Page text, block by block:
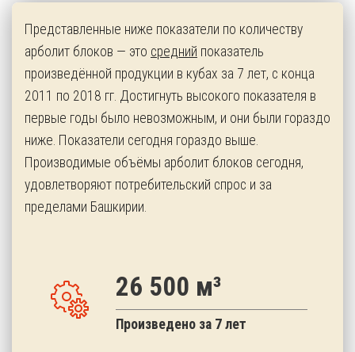
Представленные ниже показатели по количеству
арболит блоков — это средний показатель
произведённой продукции в кубах за 7 лет, с конца
2011 по 2018 гг. Достигнуть высокого показателя в
первые годы было невозможным, и они были гораздо
ниже. Показатели сегодня гораздо выше.
Производимые объёмы арболит блоков сегодня,
удовлетворяют потребительский спрос и за
пределами Башкирии.
26 500 м³
Произведено за 7 лет